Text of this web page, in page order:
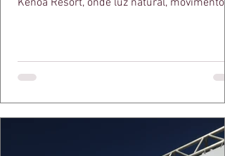
algo de intemporal em vestir o vento e
que ele conduza a cena. Cada dobra do
cada reflexo dourado da luz sobre a pe